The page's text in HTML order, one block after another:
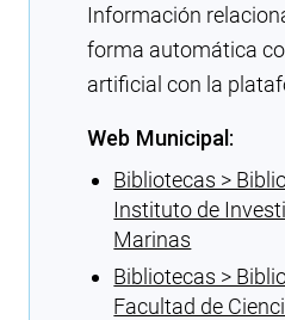
Información
forma automática
artificial con la
Web Municipal:
Bibliotecas >
Instituto de
Marinas
Bibliotecas >
Facultad de